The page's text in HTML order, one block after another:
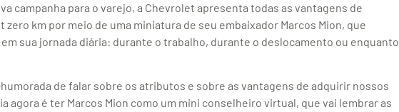
campanha para o varejo, a Chevrolet apresenta todas as vantagens de
km por meio de uma miniatura de seu embaixador Marcos Mion, que
sua jornada diária: durante o trabalho, durante o deslocamento ou enquanto
humorada de falar sobre os atributos e sobre as vantagens de adquirir nossos
agora é ter Marcos Mion como um mini conselheiro virtual, que vai lembrar as